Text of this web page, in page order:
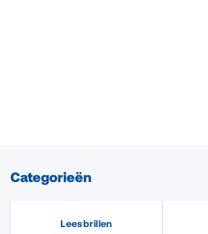
Categorieën
Leesbrillen